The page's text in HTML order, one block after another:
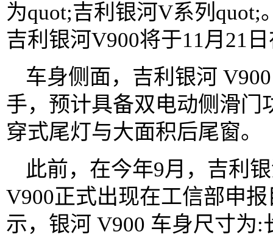
为quot;吉利银河V系列
吉利银河V900将于11月21
车身侧面，吉利银河
手，预计具备双电动侧滑门
穿式尾灯与大面积后尾窗。
此前，在今年9月，吉利
V900正式出现在工信部申
示，银河 V900 车身尺寸为: